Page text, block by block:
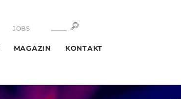
JOBS SUCHE
MAGAZIN KONTAKT